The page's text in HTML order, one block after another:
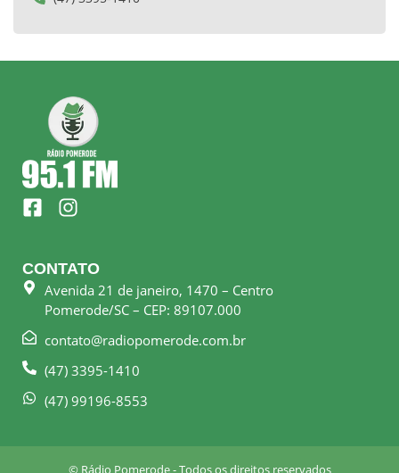
F
a
e
b
o
k
s
q
a
I
n
t
a
g
r
a
m
CONTATO
Avenida 21 de janeiro, 1470 – Centro
Pomerode/SC – CEP: 89107.000
contato@radiopomerode.com.br
(47) 3395-1410
(47) 99196-8553
© Rádio Pomerode - Todos os direitos reservados